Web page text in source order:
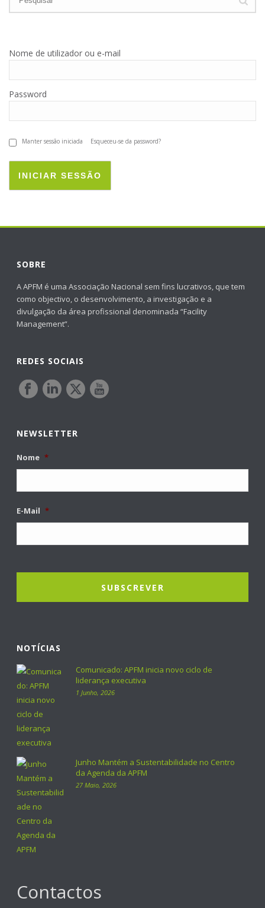
Nome de utilizador ou e-mail
Password
Manter sessão iniciada Esqueceu-se da password?
INICIAR SESSÃO
SOBRE
A APFM é uma Associação Nacional sem fins lucrativos, que tem
como objectivo, o desenvolvimento, a investigação e a
divulgação da área profissional denominada “Facility
Management”.
REDES SOCIAIS
NEWSLETTER
Nome *
E-Mail *
NOTÍCIAS
Comunicado: APFM inicia novo ciclo de
liderança executiva
1 Junho, 2026
Junho Mantém a Sustentabilidade no Centro
da Agenda da APFM
27 Maio, 2026
Contactos